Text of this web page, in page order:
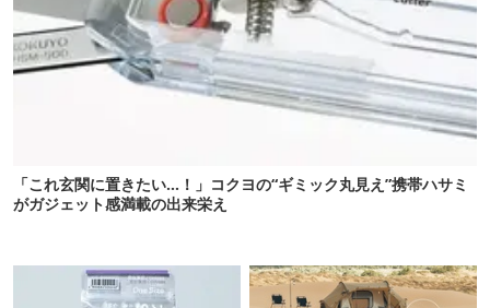
「これ玄関に置きたい…！」コクヨの“ギミック丸見え”携帯ハサミ
がガジェット感満載の出来栄え